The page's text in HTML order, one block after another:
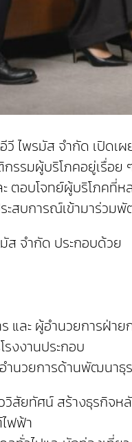
ไพรมัส จำกัด เปิด
รรมผู้บริโภคอยู่เรื่
อบโจทย์ผู้บริโภคที่
สบการณ์เข้ามาร่วม
ส จำกัด ประกอบด้วย
และ ผู้อำนวยการฝ่าย
งงานประกอบ
ำนวยการด้านพัฒนาธุ
สัยทัศน์ สร้างธุรกิจห
ฟฟ้า